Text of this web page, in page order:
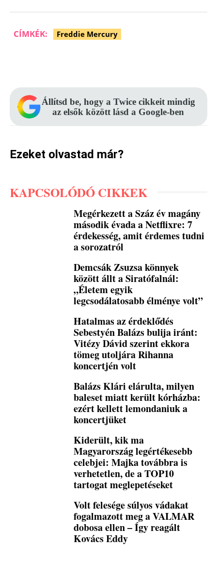
CÍMKÉK: Freddie Mercury
Állítsd be, hogy a Twice cikkeit mindig
az elsők között lásd a Google-ben
Ezeket olvastad már?
KAPCSOLÓDÓ CIKKEK
Megérkezett a Száz év magány
második évada a Netflixre: 7
érdekesség, amit érdemes tudni
a sorozatról
Demcsák Zsuzsa könnyek
között állt a Siratófalnál:
„Életem egyik
legcsodálatosabb élménye volt”
Hatalmas az érdeklődés
Sebestyén Balázs bulija iránt:
Vitézy Dávid szerint ekkora
tömeg utoljára Rihanna
koncertjén volt
Balázs Klári elárulta, milyen
baleset miatt került kórházba:
ezért kellett lemondaniuk a
koncertjüket
Kiderült, kik ma
Magyarország legértékesebb
celebjei: Majka továbbra is
verhetetlen, de a TOP10
tartogat meglepetéseket
Volt felesége súlyos vádakat
fogalmazott meg a VALMAR
dobosa ellen – Így reagált
Kovács Eddy